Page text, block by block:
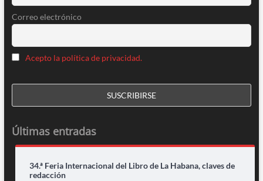
Correo electrónico
Acepto la política de privacidad.
Últimas entradas
34.ª Feria Internacional del Libro de La Habana, claves de
redacción